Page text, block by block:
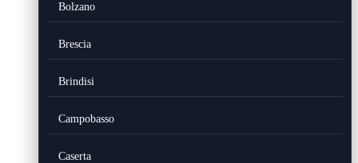
Bolzano
Brescia
Brindisi
Campobasso
Caserta